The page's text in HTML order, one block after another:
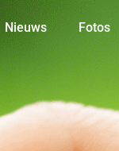
Nieuws Fotos